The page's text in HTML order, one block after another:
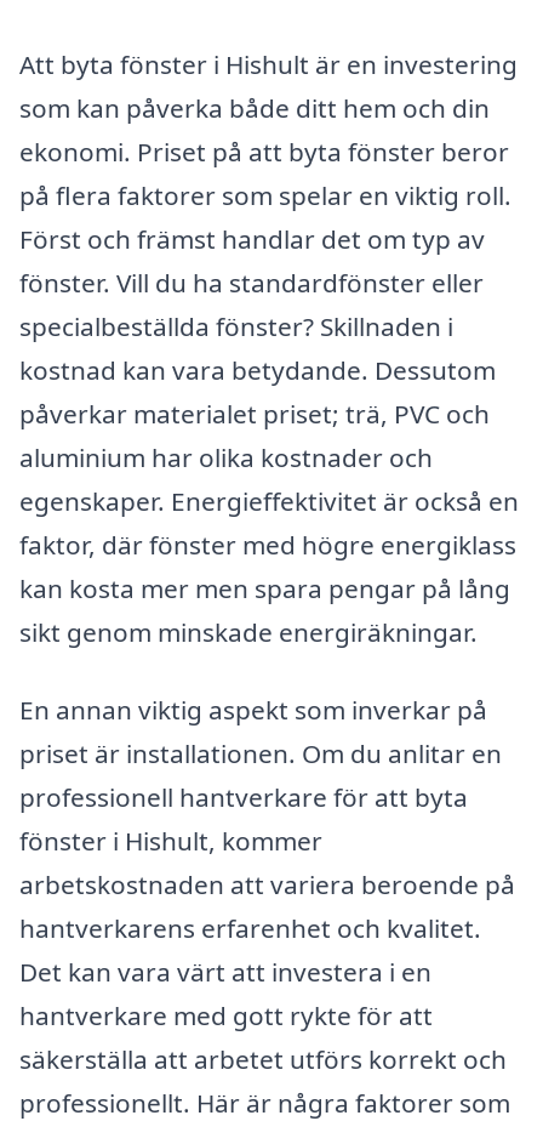
Att byta fönster i Hishult är en investering
som kan påverka både ditt hem och din
ekonomi. Priset på att byta fönster beror
på flera faktorer som spelar en viktig roll.
Först och främst handlar det om typ av
fönster. Vill du ha standardfönster eller
specialbeställda fönster? Skillnaden i
kostnad kan vara betydande. Dessutom
påverkar materialet priset; trä, PVC och
aluminium har olika kostnader och
egenskaper. Energieffektivitet är också en
faktor, där fönster med högre energiklass
kan kosta mer men spara pengar på lång
sikt genom minskade energiräkningar.
En annan viktig aspekt som inverkar på
priset är installationen. Om du anlitar en
professionell hantverkare för att byta
fönster i Hishult, kommer
arbetskostnaden att variera beroende på
hantverkarens erfarenhet och kvalitet.
Det kan vara värt att investera i en
hantverkare med gott rykte för att
säkerställa att arbetet utförs korrekt och
professionellt. Här är några faktorer som